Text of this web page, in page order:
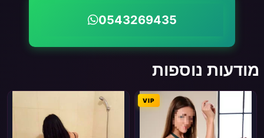
0543269435
מודעות נוספות
VIP